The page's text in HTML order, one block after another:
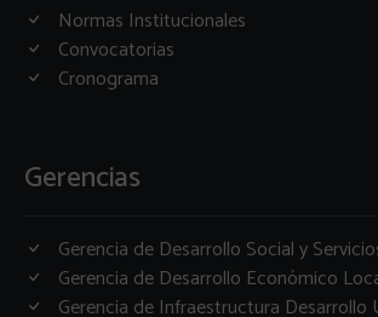
Normas Institucionales
Convocatorias
Cronograma
Gerencias
Gerencia de Desarrollo Social y
Gerencia de Desarrollo Económico
Gerencia de Infraestructura Desarrollo